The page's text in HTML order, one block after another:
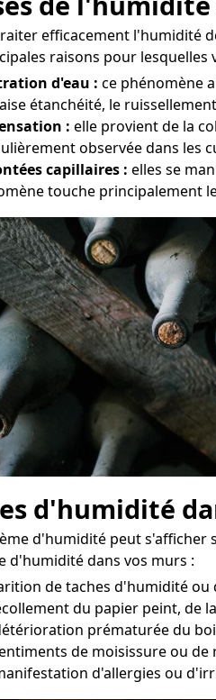
efficacement l'humidité
raisons pour
d'eau : ce phénomène
étanchéité, le
: elle provient de la
observée dans les
capillaires : elles se
touche principalement
d'humidité
d'humidité peut s'afficher
d'humidité dans vos murs :
de taches d'humidité
du papier peint, de
prématurée du
de moisissure ou de
d'allergies ou